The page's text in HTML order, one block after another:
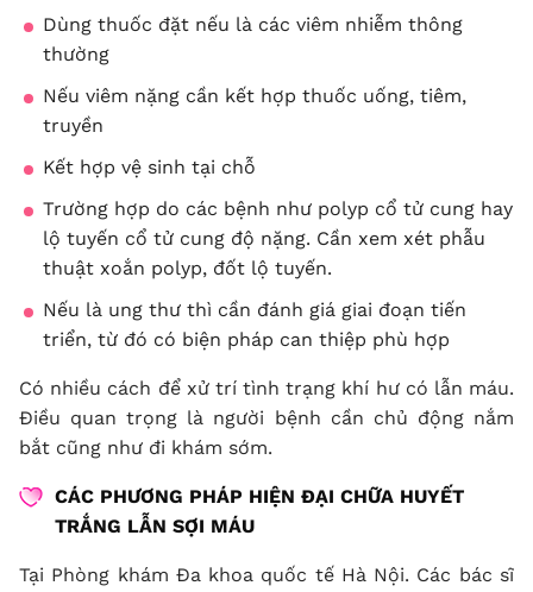
Dùng thuốc đặt nếu là các viêm nhiễm thông
thường
Nếu viêm nặng cần kết hợp thuốc uống, tiêm,
truyền
Kết hợp vệ sinh tại chỗ
Trường hợp do các bệnh như polyp cổ tử cung hay
lộ tuyến cổ tử cung độ nặng. Cần xem xét phẫu
thuật xoắn polyp, đốt lộ tuyến.
Nếu là ung thư thì cần đánh giá giai đoạn tiến
triển, từ đó có biện pháp can thiệp phù hợp
Có nhiều cách để xử trí tình trạng khí hư có lẫn máu.
Điều quan trọng là người bệnh cần chủ động nắm
bắt cũng như đi khám sớm.
CÁC PHƯƠNG PHÁP HIỆN ĐẠI CHỮA HUYẾT
TRẮNG LẪN SỢI MÁU
Tại Phòng khám Đa khoa quốc tế Hà Nội. Các bác sĩ